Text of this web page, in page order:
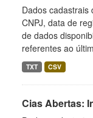
Dados cadastrais
CNPJ, data de
de dados
referentes ao
TXT CSV
Cias Abertas: